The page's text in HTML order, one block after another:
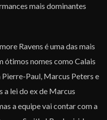
mais dominantes
Ravens é uma das mais
ótimos nomes como Calais
Paul, Marcus Peters e
lei do ex de Marcus
a equipe vai contar com a